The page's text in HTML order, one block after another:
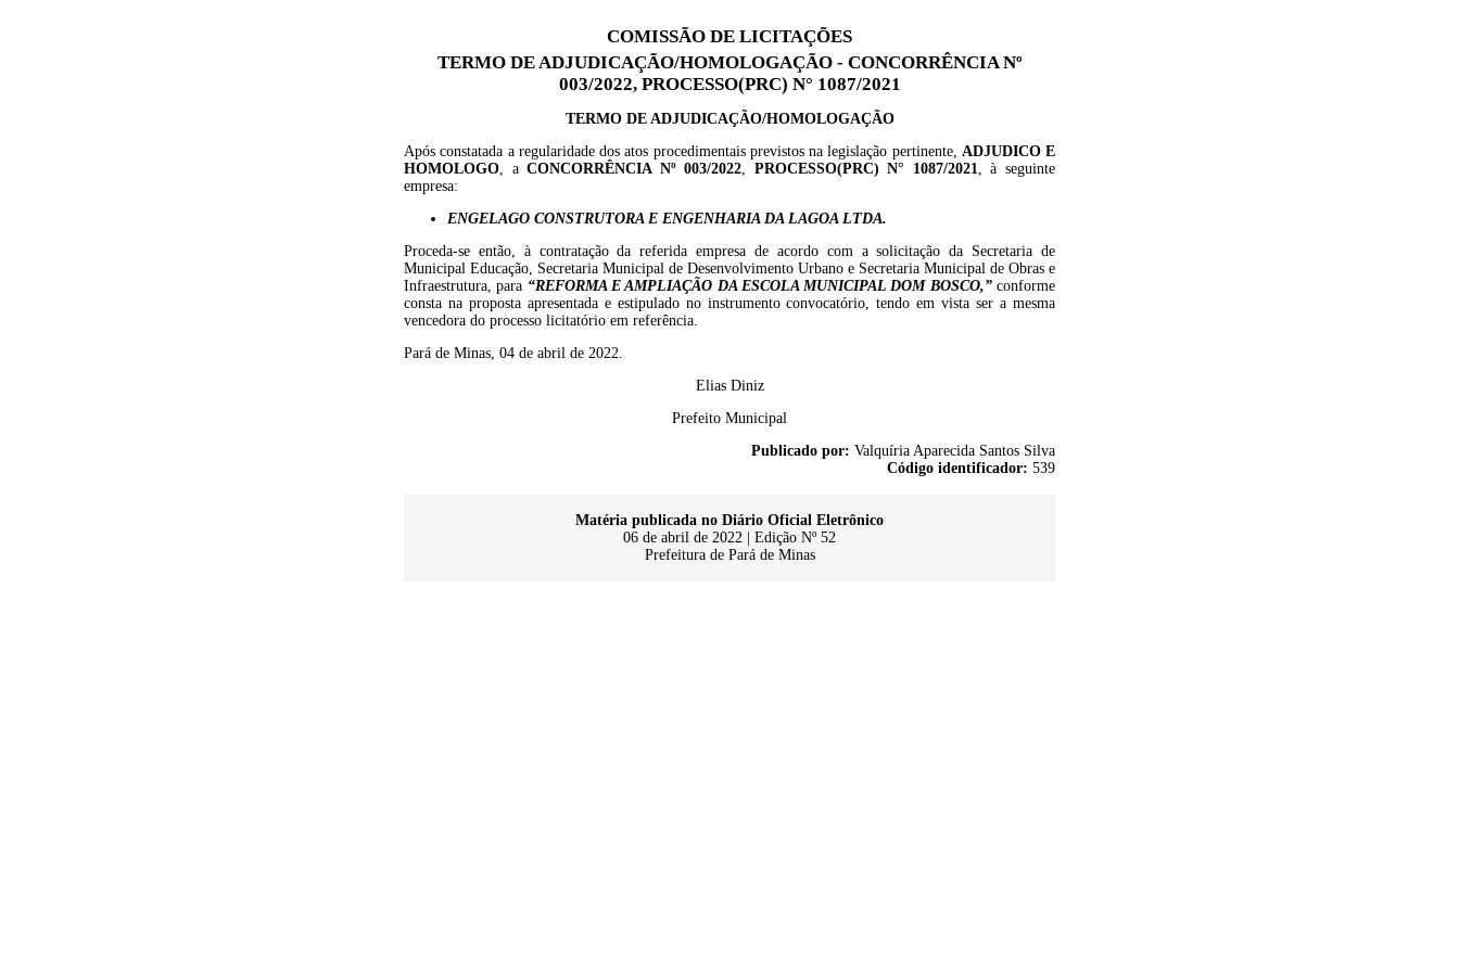
COMISSÃO DE LICITAÇÕES
TERMO DE ADJUDICAÇÃO/HOMOLOGAÇÃO - CONCORRÊNCIA Nº
003/2022, PROCESSO(PRC) N° 1087/2021
TERMO DE ADJUDICAÇÃO/HOMOLOGAÇÃO
Após constatada a regularidade dos atos procedimentais previstos na legislação pertinente, ADJUDICO E
HOMOLOGO, aCONCORRÊNCIA Nº 003/2022, PROCESSO(PRC) N° 1087/2021, à seguinte
empresa:
ENGELAGO CONSTRUTORA E ENGENHARIA DA LAGOA LTDA.
Proceda-se então, à contratação da referida empresa de acordo com a solicitação da Secretaria de
Municipal Educação, Secretaria Municipal de Desenvolvimento Urbano e Secretaria Municipal de Obras e
Infraestrutura, para “REFORMA E AMPLIAÇÃO DA ESCOLA MUNICIPAL DOM BOSCO,” conforme
consta na proposta apresentada e estipulado no instrumento convocatório,tendo em vista ser a mesma
vencedora do processo licitatório em referência.
Pará de Minas, 04 de abril de 2022.
Elias Diniz
Prefeito Municipal
Publicado por: Valquíria Aparecida Santos Silva
Código identificador: 539
Matéria publicada no Diário Oficial Eletrônico
06 de abril de 2022 | Edição Nº 52
Prefeitura de Pará de Minas